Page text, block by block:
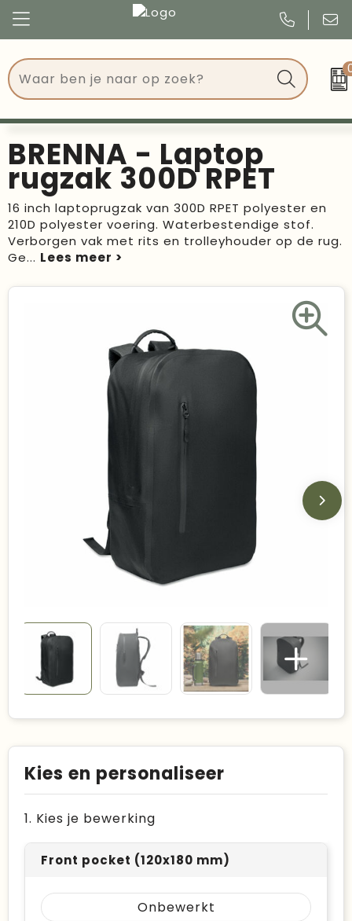
Tassen
Drinkwaren
Events
Give Aways
Schrijfwaren
Duurzame keuzes
Made in Europe
Bestsellers
Congres
Events
Kerst
Verjaardagen
Voetbal, EK en WK
BRENNA - Laptop
rugzak 300D RPET
16 inch laptoprugzak van 300D RPET polyester en
210D polyester voering. Waterbestendige stof.
Verborgen vak met rits en trolleyhouder op de rug.
Ge...
Kies en personaliseer
1. Kies je bewerking
Front pocket (120x180 mm)
Onbewerkt